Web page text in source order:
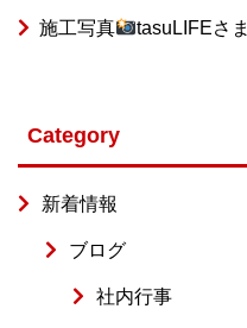
施工写真 tasuLIFEさま
Category
新着情報
ブログ
社内行事